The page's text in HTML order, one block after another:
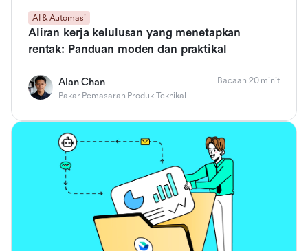
AI & Automasi
Aliran kerja kelulusan yang menetapkan
rentak: Panduan moden dan praktikal
Alan Chan
Pakar Pemasaran Produk Teknikal
Bacaan 20 minit